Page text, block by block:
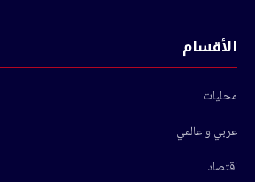
الأقسام
محليات
عربي و عالمي
اقتصاد